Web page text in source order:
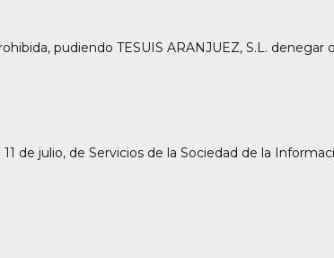
pudiendo TESUIS ARANJUEZ, S.L. denegar
de julio, de Servicios de la Sociedad de la